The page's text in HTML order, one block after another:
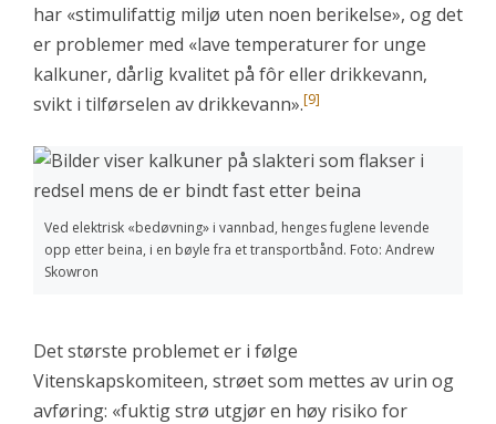
har «stimulifattig miljø uten noen berikelse», og det
er problemer med «lave temperaturer for unge
kalkuner, dårlig kvalitet på fôr eller drikkevann,
svikt i tilførselen av drikkevann».[9]
Ved elektrisk «bedøvning» i vannbad, henges fuglene levende
opp etter beina, i en bøyle fra et transportbånd. Foto: Andrew
Skowron
Det største problemet er i følge
Vitenskapskomiteen, strøet som mettes av urin og
avføring: «fuktig strø utgjør en høy risiko for